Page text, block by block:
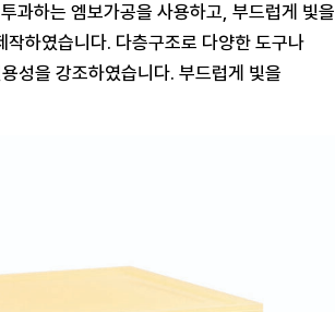
과하는 엠보가공을 사용하고, 부드럽게 빛을
하였습니다. 다층구조로 다양한 도구나
성을 강조하였습니다. 부드럽게 빛을